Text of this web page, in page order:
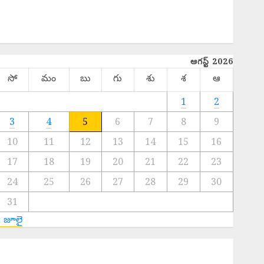
ఆగస్ట్ 2026
సో మం బు గు శు శ
ఆ
1
2
3
4 5 6 7 8
9
10
11 12 13 14 15
16
17
18 19 20 21 22
23
24
25 26 27 28 29
30
31
జూలై